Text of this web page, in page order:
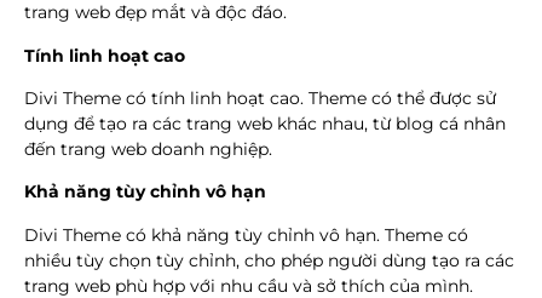
trang web đẹp mắt và độc đáo.
Tính linh hoạt cao
Divi Theme có tính linh hoạt cao. Theme có thể được sử
dụng để tạo ra các trang web khác nhau, từ blog cá nhân
đến trang web doanh nghiệp.
Khả năng tùy chỉnh vô hạn
Divi Theme có khả năng tùy chỉnh vô hạn. Theme có
nhiều tùy chọn tùy chỉnh, cho phép người dùng tạo ra các
trang web phù hợp với nhu cầu và sở thích của mình.